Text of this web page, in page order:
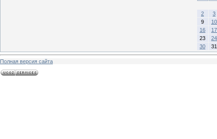
2
3
9
10
16
17
23
24
30
31
Полная версия сайта